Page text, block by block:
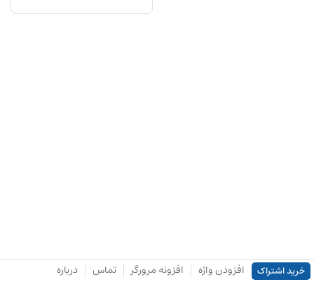
خرید اشتراک افزودن واژه افزونه مرورگر تماس درباره